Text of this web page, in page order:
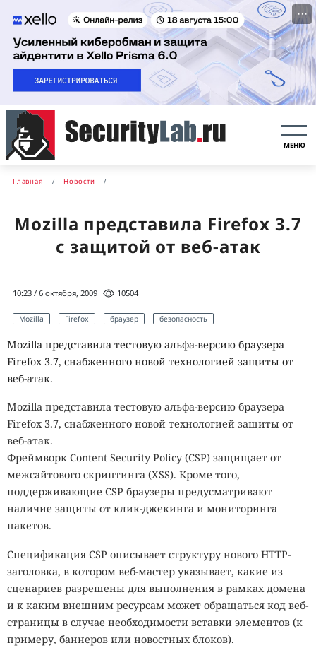
···
МЕНЮ
Главная Новости
Mozilla представила Firefox 3.7
с защитой от веб-атак
10:23 / 6 октября, 2009 10504
Mozilla Firefox браузер безопасность
Mozilla представила тестовую альфа-версию браузера
Firefox 3.7, снабженного новой технологией защиты от
веб-атак.
Mozilla представила тестовую альфа-версию браузера
Firefox 3.7, снабженного новой технологией защиты от
веб-атак.
Фреймворк Content Security Policy (CSP) защищает от
межсайтового скриптинга (XSS). Кроме того,
поддерживающие CSP браузеры предусматривают
наличие защиты от клик-джекинга и мониторинга
пакетов.
Спецификация CSP описывает структуру нового HTTP-
заголовка, в котором веб-мастер указывает, какие из
сценариев разрешены для выполнения в рамках домена
и к каким внешним ресурсам может обращаться код веб-
страницы в случае необходимости вставки элементов (к
примеру, баннеров или новостных блоков).